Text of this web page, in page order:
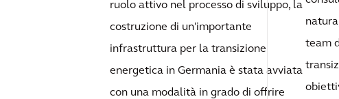
ruolo attivo nel processo di sviluppo, la
costruzione di un'importante
infrastruttura per la transizione
energetica in Germania è stata avviata
con una modalità in grado di offrire
team